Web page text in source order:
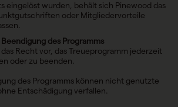
eingelöst wurden, behält sich Pinewood das
oder Mitgliedervorteile
des Programms
Recht vor, das Treueprogramm jederzeit
oder zu beenden.
des Programms können nicht genutzte
Entschädigung verfallen.